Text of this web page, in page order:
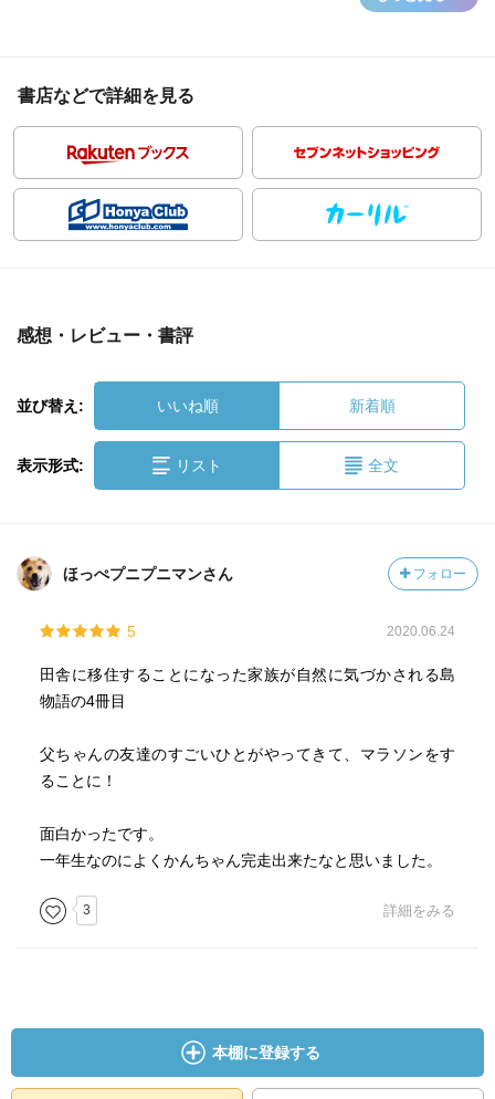
書店などで詳細を見る
感想・レビュー・書評
並び替え: いいね順 新着順
表示形式: リスト 全文
ほっぺプニプニマンさん フォロー
5 2020.06.24
田舎に移住することになった家族が自然に気づかされる島
物語の4冊目
父ちゃんの友達のすごいひとがやってきて、マラソンをす
ることに！
面白かったです。
一年生なのによくかんちゃん完走出来たなと思いました。
3 詳細をみる
本棚に登録する